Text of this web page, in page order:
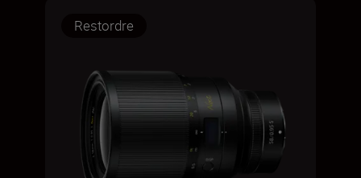
Restordre